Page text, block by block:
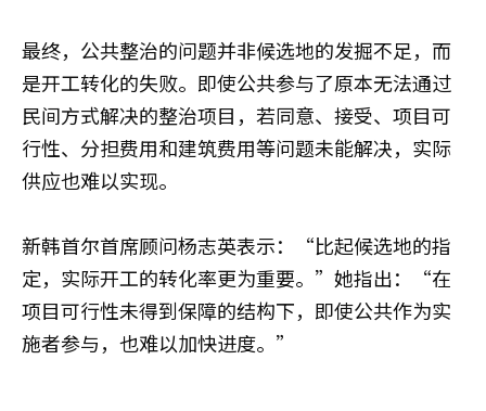
最终，公共整治的问题并非候选地的发掘不足，而
是开工转化的失败。即使公共参与了原本无法通过
民间方式解决的整治项目，若同意、接受、项目可
行性、分担费用和建筑费用等问题未能解决，实际
供应也难以实现。
新韩首尔首席顾问杨志英表示：“比起候选地的指
定，实际开工的转化率更为重要。”她指出：“在
项目可行性未得到保障的结构下，即使公共作为实
施者参与，也难以加快进度。”